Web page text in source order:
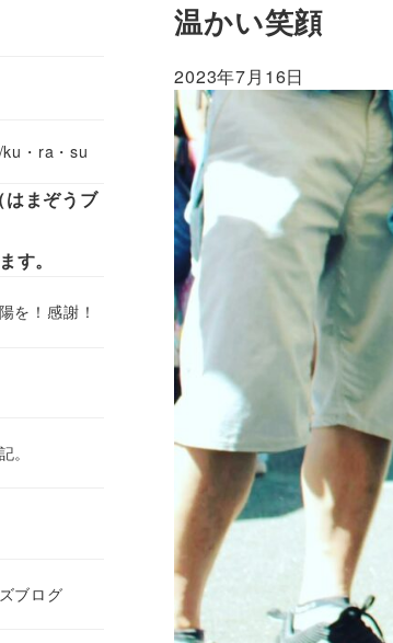
温かい笑顔
2023年7月16日
・ra・su
はまぞうブ
す。
を！感謝！
。
ブログ